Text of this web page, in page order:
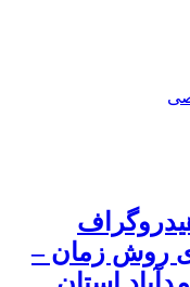
روش زمان –